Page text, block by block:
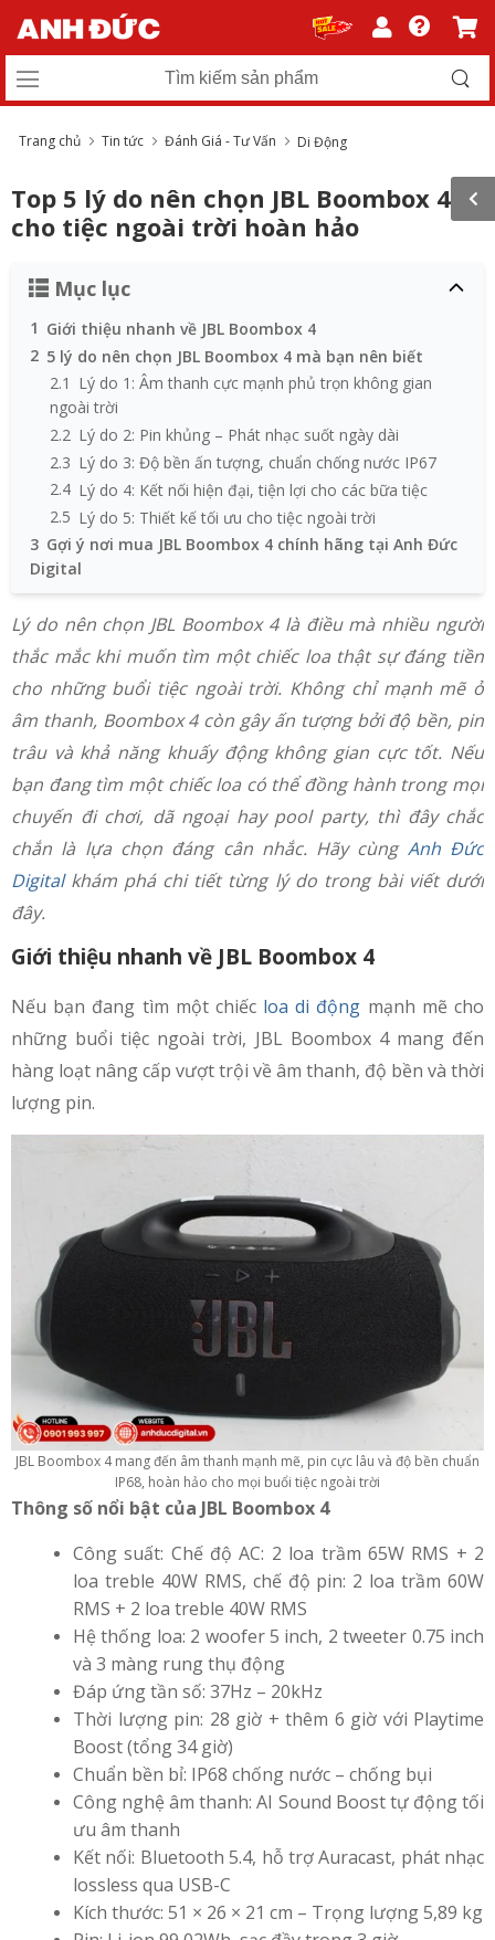
Trang chủ Tin tức Đánh Giá - Tư Vấn Di Động
Top 5 lý do nên chọn JBL Boombox 4
cho tiệc ngoài trời hoàn hảo
Mục lục
1 Giới thiệu nhanh về JBL Boombox 4
2 5 lý do nên chọn JBL Boombox 4 mà bạn nên biết
2.1 Lý do 1: Âm thanh cực mạnh phủ trọn không gian
ngoài trời
2.2 Lý do 2: Pin khủng – Phát nhạc suốt ngày dài
2.3 Lý do 3: Độ bền ấn tượng, chuẩn chống nước IP67
2.4 Lý do 4: Kết nối hiện đại, tiện lợi cho các bữa tiệc
2.5 Lý do 5: Thiết kế tối ưu cho tiệc ngoài trời
3 Gợi ý nơi mua JBL Boombox 4 chính hãng tại Anh Đức
Digital
Lý do nên chọn JBL Boombox 4 là điều mà nhiều người
thắc mắc khi muốn tìm một chiếc loa thật sự đáng tiền
cho những buổi tiệc ngoài trời. Không chỉ mạnh mẽ ở
âm thanh, Boombox 4 còn gây ấn tượng bởi độ bền, pin
trâu và khả năng khuấy động không gian cực tốt. Nếu
bạn đang tìm một chiếc loa có thể đồng hành trong mọi
chuyến đi chơi, dã ngoại hay pool party, thì đây chắc
chắn là lựa chọn đáng cân nhắc. Hãy cùng Anh Đức
Digitalkhám phá chi tiết từng lý do trong bài viết dưới
đây.
Giới thiệu nhanh về JBL Boombox 4
Nếu bạn đang tìm một chiếc loa di động mạnh mẽ cho
những buổi tiệc ngoài trời, JBL Boombox 4 mang đến
hàng loạt nâng cấp vượt trội về âm thanh, độ bền và thời
lượng pin.
JBL Boombox 4 mang đến âm thanh mạnh mẽ, pin cực lâu và độ bền chuẩn
IP68, hoàn hảo cho mọi buổi tiệc ngoài trời
Thông số nổi bật của JBL Boombox 4
Công suất: Chế độ AC: 2 loa trầm 65W RMS + 2
loa treble 40W RMS, chế độ pin: 2 loa trầm 60W
RMS + 2 loa treble 40W RMS
Hệ thống loa: 2 woofer 5 inch, 2 tweeter 0.75 inch
và 3 màng rung thụ động
Đáp ứng tần số: 37Hz – 20kHz
Thời lượng pin: 28 giờ + thêm 6 giờ với Playtime
Boost (tổng 34 giờ)
Chuẩn bền bỉ: IP68 chống nước – chống bụi
Công nghệ âm thanh: AI Sound Boost tự động tối
ưu âm thanh
Kết nối: Bluetooth 5.4, hỗ trợ Auracast, phát nhạc
lossless qua USB-C
Kích thước: 51 × 26 × 21 cm – Trọng lượng 5,89 kg